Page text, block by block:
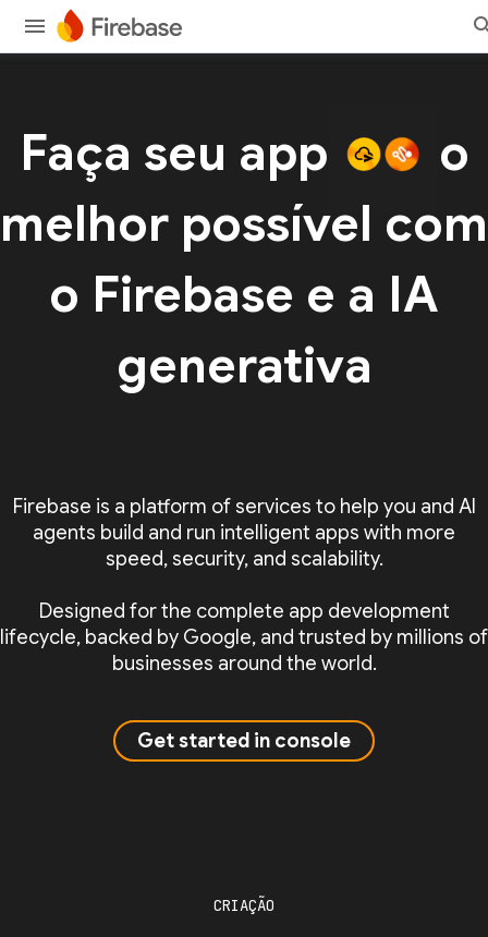
Faça seu app
o
melhor possível com
o Firebase e a IA
generativa
Firebase is a platform of services to help you and AI
agents build and run intelligent apps with more
speed, security, and scalability.
Designed for the complete app development
lifecycle, backed by Google, and trusted by millions of
businesses around the world.
Get started in console
CRIAÇÃO